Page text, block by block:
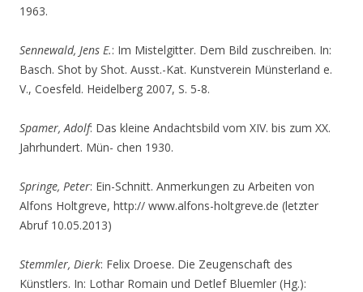
1963.
Sennewald, Jens E.: Im Mistelgitter. Dem Bild zuschreiben. In:
Basch. Shot by Shot. Ausst.-Kat. Kunstverein Münsterland e.
V., Coesfeld. Heidelberg 2007, S. 5-8.
Spamer, Adolf: Das kleine Andachtsbild vom XIV. bis zum XX.
Jahrhundert. Mün- chen 1930.
Springe, Peter: Ein-Schnitt. Anmerkungen zu Arbeiten von
Alfons Holtgreve, http:// www.alfons-holtgreve.de (letzter
Abruf 10.05.2013)
Stemmler, Dierk: Felix Droese. Die Zeugenschaft des
Künstlers. In: Lothar Romain und Detlef Bluemler (Hg.):